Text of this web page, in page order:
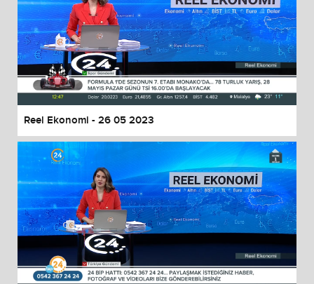
Reel Ekonomi - 26 05 2023